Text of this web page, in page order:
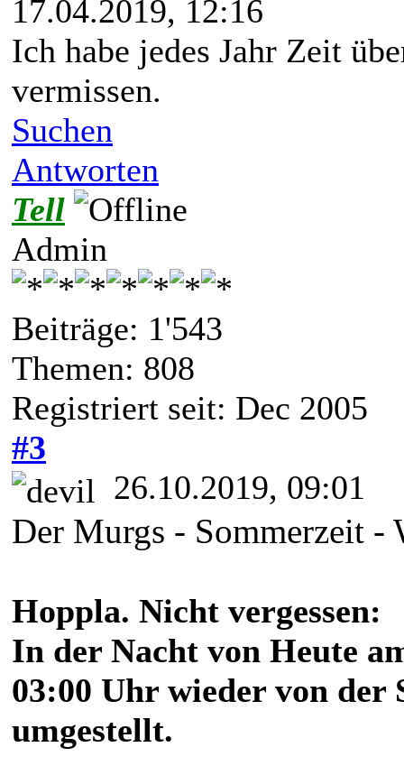
17.04.2019, 12:16
Ich habe jedes Jahr Zeit
vermissen.
Suchen
Antworten
Tell
Admin
Beiträge: 1'543
Themen: 808
Registriert seit: Dec 2005
#3
26.10.2019, 09:01
Der Murgs - Sommerzeit -
Hoppla. Nicht vergessen:
In der Nacht von Heute
03:00 Uhr wieder von
umgestellt.